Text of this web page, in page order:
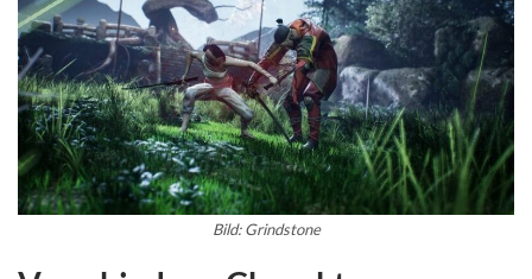
Bild: Grindstone